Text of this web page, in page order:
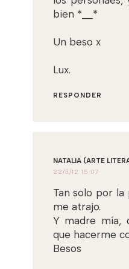
bien *__*
Un beso x
Lux.
RESPONDER
NATALIA (ARTE
22/3/12 15:07
Tan solo por
me atrajo.
Y madre mía,
que hacerme
Besos